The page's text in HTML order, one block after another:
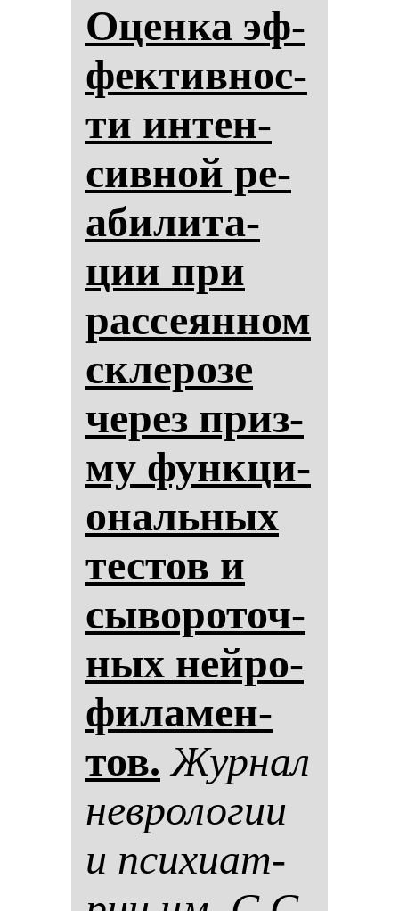
Оцен­ка эф­
фек­тив­нос­
ти ин­тен­
сив­ной ре­
аби­ли­та­
ции при
рас­се­ян­ном
скле­ро­зе
че­рез приз­
му фун­кци­
ональ­ных
тес­тов и
сы­во­ро­точ­
ных ней­ро­
фи­ла­мен­
тов. Жур­нал
нев­ро­ло­гии
и пси­хи­ат­